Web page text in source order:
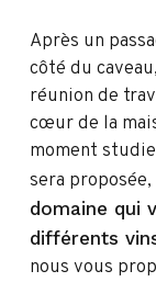
Après un
côté du
réunion de
cœur de la
moment
sera
domaine qui
différents
nous vous